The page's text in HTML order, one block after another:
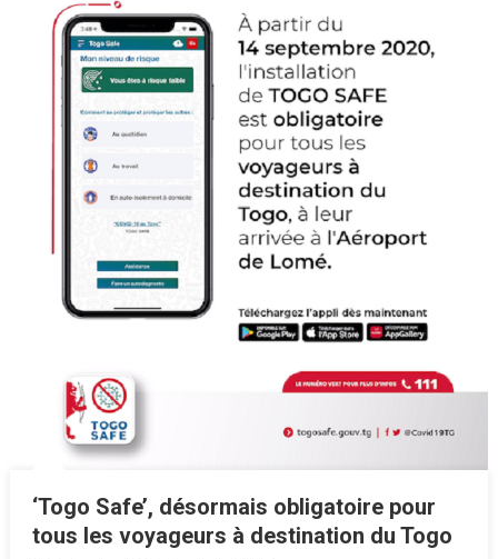
‘Togo Safe’, désormais obligatoire pour
tous les voyageurs à destination du Togo